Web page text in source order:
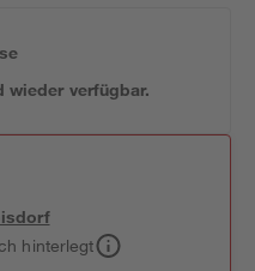
wieder verfügbar.
hinterlegt